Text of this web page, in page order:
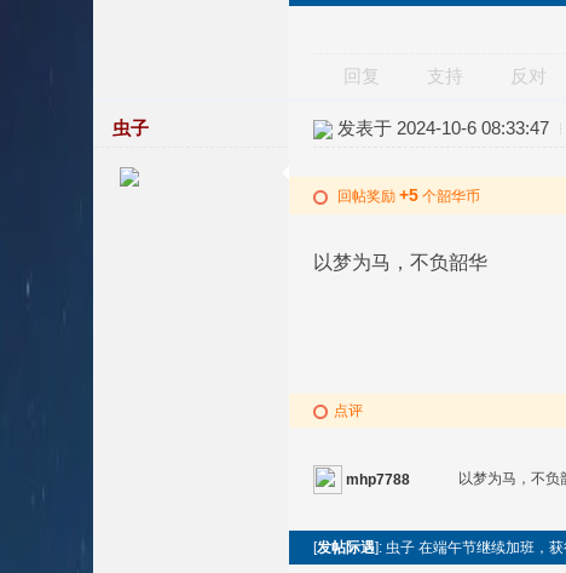
回复 支持 反对
虫子 发表于 2024-10-6 08:33:47
回帖奖励 +5 个韶华币
以梦为马，不负韶华
点评
mhp7788 以梦为马，不负
[发帖际遇]: 虫子 在端午节继续加班，